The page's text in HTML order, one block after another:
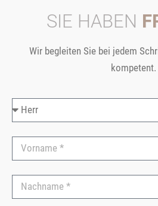
SIE HABEN
Wir begleiten Sie bei jedem
kompetent.